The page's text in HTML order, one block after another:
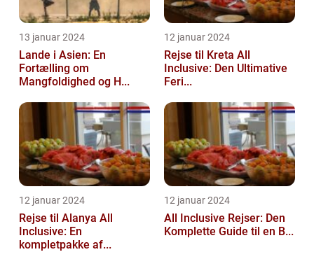
13 januar 2024
Lande i Asien: En
Fortælling om
Mangfoldighed og H...
12 januar 2024
Rejse til Kreta All
Inclusive: Den Ultimative
Feri...
12 januar 2024
Rejse til Alanya All
Inclusive: En
kompletpakke af...
12 januar 2024
All Inclusive Rejser: Den
Komplette Guide til en B...